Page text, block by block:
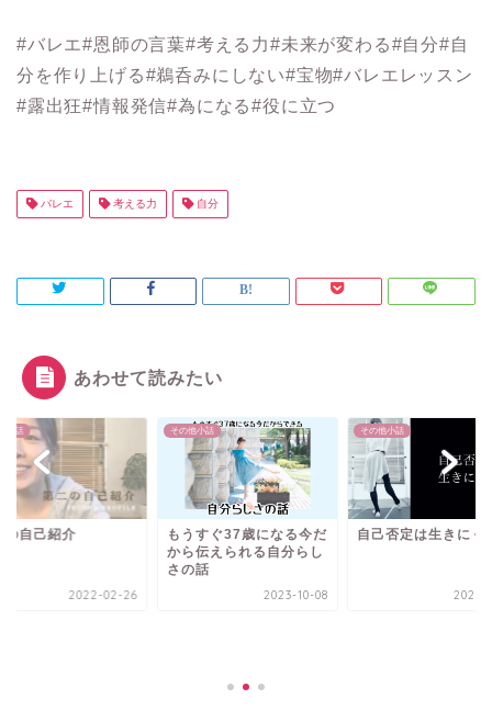
#バレエ#恩師の言葉#考える力#未来が変わる#自分#自
分を作り上げる#鵜呑みにしない#宝物#バレエレッスン
#露出狂#情報発信#為になる#役に立つ
バレエ 考える力 自分
あわせて読みたい
小話
の自己紹介
2022-02-26
その他小話
もうすぐ37歳になる今だ
から伝えられる自分らし
さの話
2023-10-08
その他小話
自己否定は生きにく
2022-